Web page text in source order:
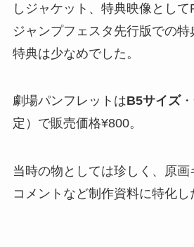
しジャケット、特典映像として
ジャンプフェスタ先行版での
特典は少なめでした。
劇場パンフレットはB5サイズ
定）で販売価格¥800。
当時の物としては珍しく、原
コメントなど制作資料に特化し